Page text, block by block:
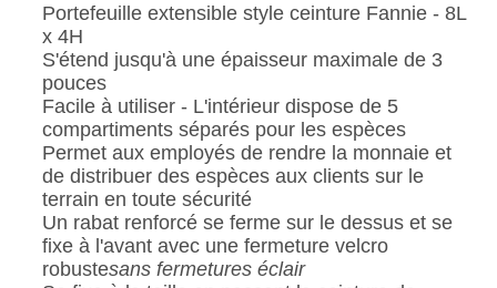
Portefeuille extensible style ceinture Fannie - 8L
x 4H
S'étend jusqu'à une épaisseur maximale de 3
pouces
Facile à utiliser - L'intérieur dispose de 5
compartiments séparés pour les espèces
Permet aux employés de rendre la monnaie et
de distribuer des espèces aux clients sur le
terrain en toute sécurité
Un rabat renforcé se ferme sur le dessus et se
fixe à l'avant avec une fermeture velcro
robustesans fermetures éclair